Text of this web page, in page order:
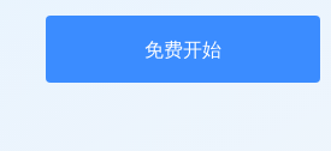
免费开始